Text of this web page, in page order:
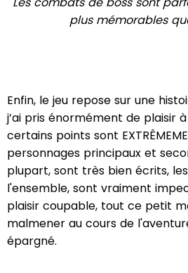
plus mémorables
Enfin, le jeu repose sur une
j’ai pris énormément de plaisir
certains points sont
personnages principaux et
plupart, sont très bien écrits,
l'ensemble, sont vraiment
plaisir coupable, tout ce petit
malmener au cours de
épargné.